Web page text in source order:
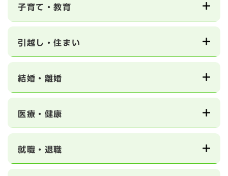
子育て・教育
引越し・住まい
結婚・離婚
医療・健康
就職・退職